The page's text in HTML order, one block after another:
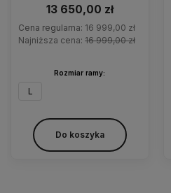
13 650,00 zł
Cena regularna: 16 999,00 zł
Najniższa cena: 16 999,00 zł
Do koszyka
Rozmiar ramy:
L